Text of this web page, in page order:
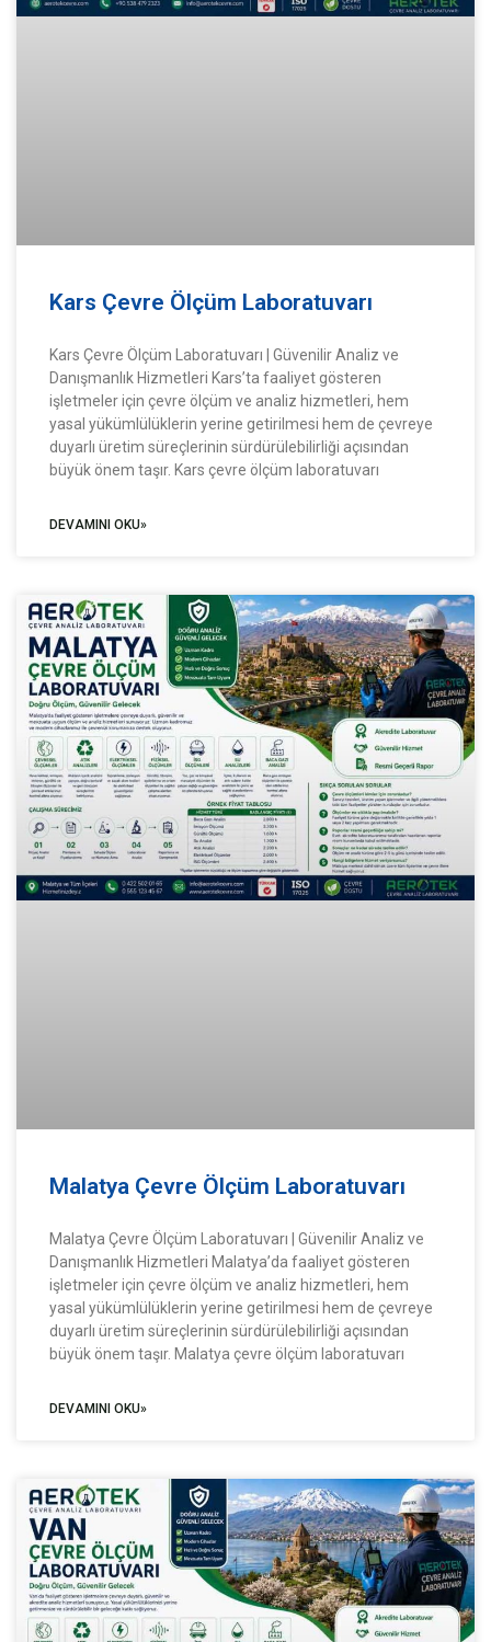
Kars Çevre Ölçüm Laboratuvarı
Kars Çevre Ölçüm Laboratuvarı | Güvenilir Analiz ve
Danışmanlık Hizmetleri Kars’ta faaliyet gösteren
işletmeler için çevre ölçüm ve analiz hizmetleri, hem
yasal yükümlülüklerin yerine getirilmesi hem de çevreye
duyarlı üretim süreçlerinin sürdürülebilirliği açısından
büyük önem taşır. Kars çevre ölçüm laboratuvarı
DEVAMINI OKU»
Malatya Çevre Ölçüm Laboratuvarı
Malatya Çevre Ölçüm Laboratuvarı | Güvenilir Analiz ve
Danışmanlık Hizmetleri Malatya’da faaliyet gösteren
işletmeler için çevre ölçüm ve analiz hizmetleri, hem
yasal yükümlülüklerin yerine getirilmesi hem de çevreye
duyarlı üretim süreçlerinin sürdürülebilirliği açısından
büyük önem taşır. Malatya çevre ölçüm laboratuvarı
DEVAMINI OKU»